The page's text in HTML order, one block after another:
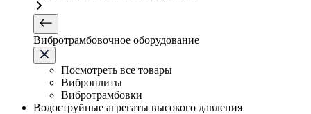
Вибротрамбовочное оборудование
Посмотреть все товары
Виброплиты
Вибротрамбовки
Водоструйные агрегаты высокого давления